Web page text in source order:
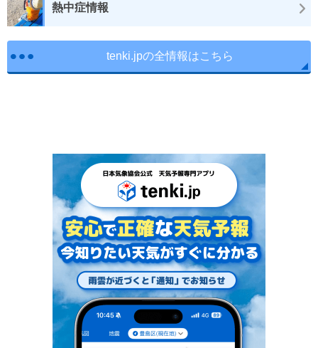
熱中症情報
tenki.jpの全情報はこちら